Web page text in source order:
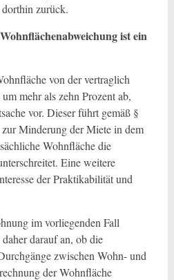
zurück.
ist ein
von der vertraglich
mehr als zehn Prozent ab,
vor. Dieser führt gemäß §
Minderung der Miete in dem
Wohnfläche die
Eine weitere
der Praktikabilität und
im vorliegenden Fall
darauf an, ob die
zwischen Wohn- und
der Wohnfläche